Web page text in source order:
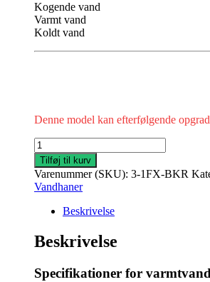
Kogende vand
Varmt vand
Koldt vand
Denne model kan efterfølgende
Taurus
3-
1
FLEX,
fleksibel
udtræksslange
kogende
vand
kalkfilter
Tilføj til kurv
Varenummer (SKU): 3-1FX-BKR
Vandhaner
Beskrivelse
Beskrivelse
Specifikationer for